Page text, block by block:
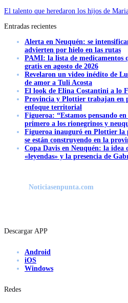
El talento que heredaron los hijos de
Entradas recientes
Alerta en Neuquén: se
advierten por hielo en las rutas
PAMI: la lista de medicamentos
gratis en agosto de 2026
Revelaron un video inédito de
de amor a Tuli Acosta
El look de Elina Costantini a lo
Provincia y Plottier trabajan en
enfoque territorial
Figueroa: “Estamos pensando
primero a los rionegrinos y
Figueroa inauguró en Plottier la
se están construyendo en la
Copa Davis en Neuquén: la idea
«leyendas» y la presencia de
Noticiasenpunta.com
Descargar APP
Android
iOS
Windows
Redes